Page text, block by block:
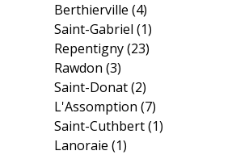
Berthierville(4)
Saint-Gabriel(1)
Repentigny(23)
Rawdon(3)
Saint-Donat(2)
L'Assomption(7)
Saint-Cuthbert(1)
Lanoraie(1)